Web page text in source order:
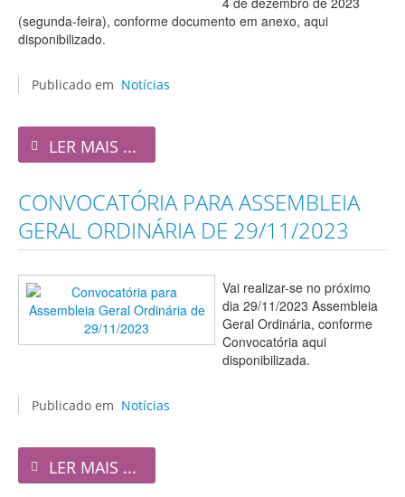
(segunda-feira), conforme documento em anexo, aqui
disponibilizado.
Publicado em Notícias
LER MAIS ...
CONVOCATÓRIA PARA ASSEMBLEIA
GERAL ORDINÁRIA DE 29/11/2023
Vai realizar-se no próximo
dia 29/11/2023 Assembleia
Geral Ordinária, conforme
Convocatória aqui
disponibilizada.
Publicado em Notícias
LER MAIS ...